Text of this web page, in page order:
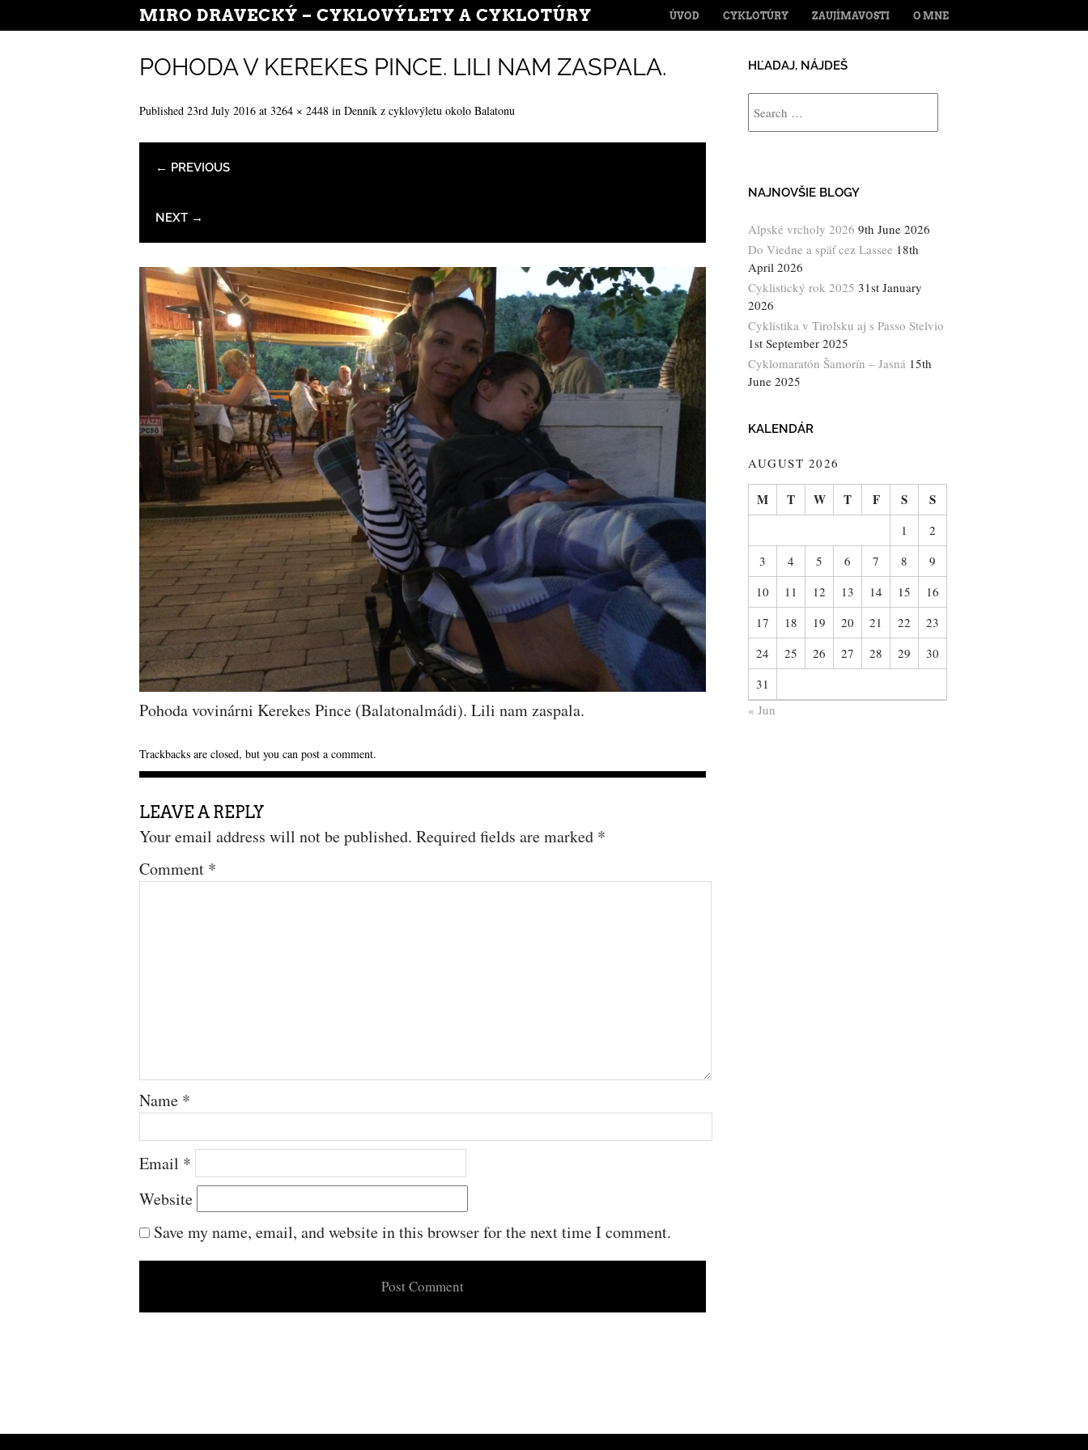
MIRO DRAVECKÝ – CYKLOVÝLETY A CYKLOTÚRY MENU
SKIP TO CONTENT
ÚVOD CYKLOTÚRY ZAUJÍMAVOSTI O MNE
POHODA V KEREKES PINCE. LILI NAM ZASPALA.
Published 23rd July 2016 at 3264 × 2448 in Denník z cyklovýletu okolo Balatonu
← PREVIOUS
NEXT →
Pohoda vovinárni Kerekes Pince (Balatonalmádi). Lili nam zaspala.
Trackbacks are closed, but you can post a comment.
LEAVE A REPLY
Your email address will not be published. Required fields are marked *
Comment *
Name *
Email *
Website
Save my name, email, and website in this browser for the next time I comment.
HĽADAJ, NÁJDEŠ
NAJNOVŠIE BLOGY
Alpské vrcholy 2026 9th June 2026
Do Viedne a späť cez Lassee 18th
April 2026
Cyklistický rok 2025 31st January
2026
Cyklistika v Tirolsku aj s Passo Stelvio
1st September 2025
Cyklomaratón Šamorín – Jasná 15th
June 2025
KALENDÁR
AUGUST 2026
M T W T F S S
1
2
3
4 5 6 7 8
9
10
11 12 13 14 15
16
17
18 19 20 21 22
23
24
25 26 27 28 29
30
31
« Jun